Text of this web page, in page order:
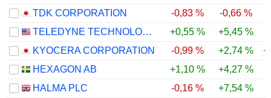
TDK CORPORATION
-0,83 % -0,66 %
TELEDYNE TECHNOLOGIES INCORPORATED
+0,55 % +5,45 %
KYOCERA CORPORATION
-0,99 % +2,74 %
HEXAGON AB
+1,10 % +4,27 %
HALMA PLC
-0,16 % +7,54 %